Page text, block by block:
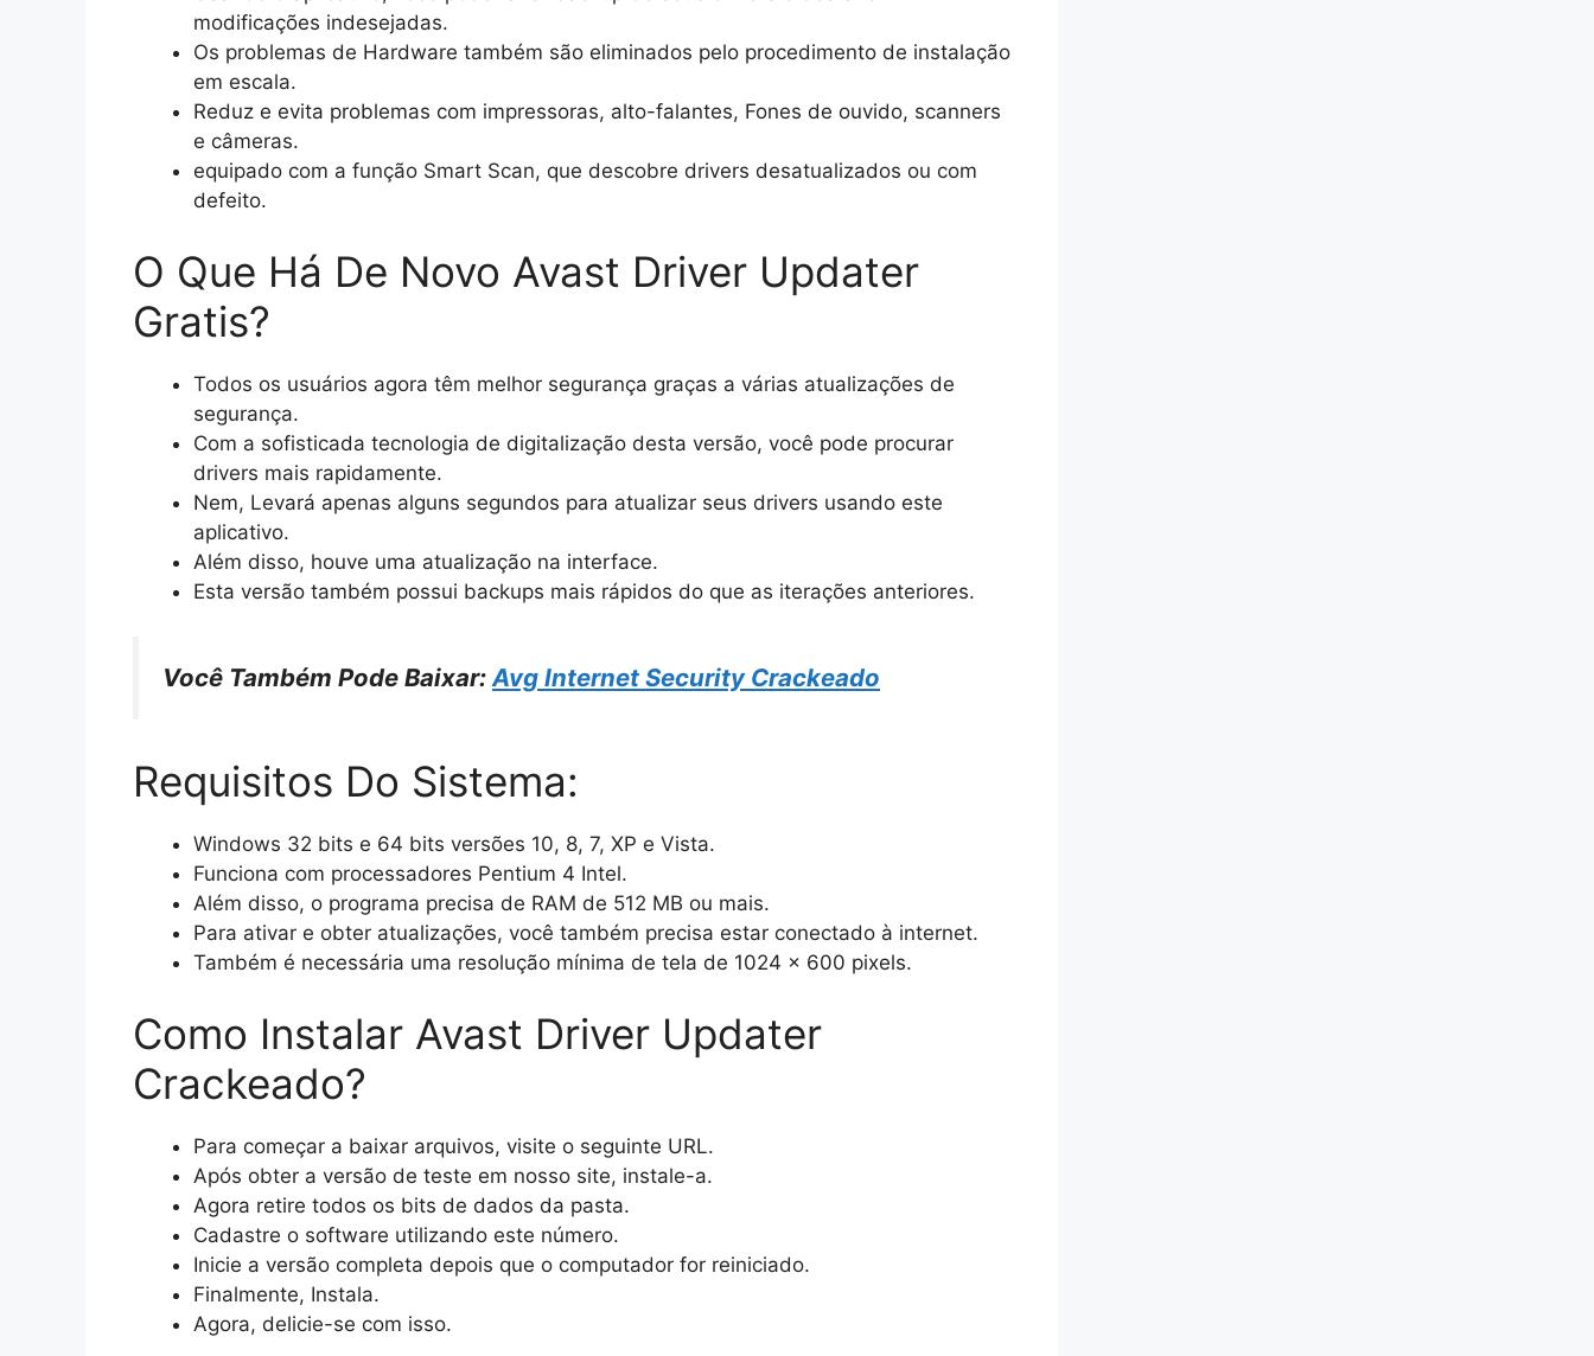
modificações indesejadas.
Os problemas de Hardware também são eliminados pelo procedimento de instalação
em escala.
Reduz e evita problemas com impressoras, alto-falantes, Fones de ouvido, scanners
e câmeras.
equipado com a função Smart Scan, que descobre drivers desatualizados ou com
defeito.
O Que Há De Novo Avast Driver Updater
Gratis?
Todos os usuários agora têm melhor segurança graças a várias atualizações de
segurança.
Com a sofisticada tecnologia de digitalização desta versão, você pode procurar
drivers mais rapidamente.
Nem, Levará apenas alguns segundos para atualizar seus drivers usando este
aplicativo.
Além disso, houve uma atualização na interface.
Esta versão também possui backups mais rápidos do que as iterações anteriores.
Você Também Pode Baixar:Avg Internet Security Crackeado
Requisitos Do Sistema:
Windows 32 bits e 64 bits versões 10, 8, 7, XP e Vista.
Funciona com processadores Pentium 4 Intel.
Além disso, o programa precisa de RAM de 512 MB ou mais.
Para ativar e obter atualizações, você também precisa estar conectado à internet.
Também é necessária uma resolução mínima de tela de 1024 x 600 pixels.
Como Instalar Avast Driver Updater
Crackeado?
Para começar a baixar arquivos, visite o seguinte URL.
Após obter a versão de teste em nosso site, instale-a.
Agora retire todos os bits de dados da pasta.
Cadastre o software utilizando este número.
Inicie a versão completa depois que o computador for reiniciado.
Finalmente, Instala.
Agora, delicie-se com isso.